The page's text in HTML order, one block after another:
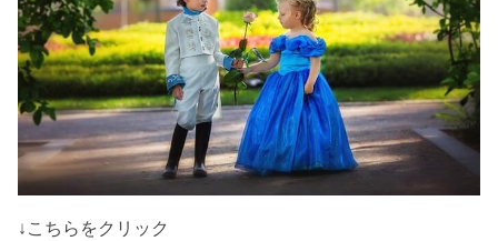
↓こちらをクリック